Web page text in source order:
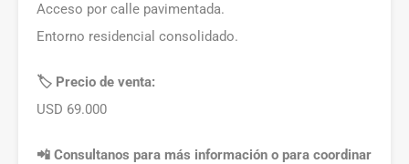
Acceso por calle pavimentada.
Entorno residencial consolidado.
🏷️ Precio de venta:
USD 69.000
📲 Consultanos para más información o para coordinar